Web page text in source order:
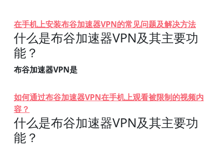
在手机上安装布谷加速器VPN的常见问题及解决方法
什么是布谷加速器VPN及其主要功
能？
布谷加速器VPN是
如何通过布谷加速器VPN在手机上观看被限制的视频内
容？
什么是布谷加速器VPN及其主要功
能？